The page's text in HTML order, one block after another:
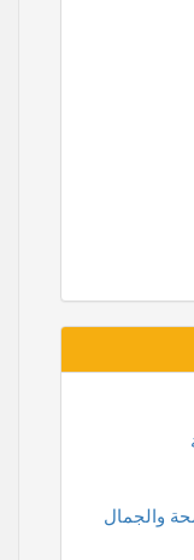
والجمال